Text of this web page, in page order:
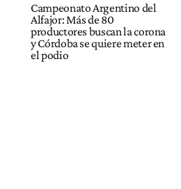
Campeonato Argentino del
Alfajor: Más de 80
productores buscan la corona
y Córdoba se quiere meter en
el podio